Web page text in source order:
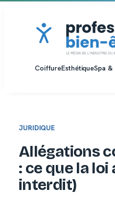
CoiffureEsthétiqueSpa
JURIDIQUE
Allégations
: ce que la
interdit)